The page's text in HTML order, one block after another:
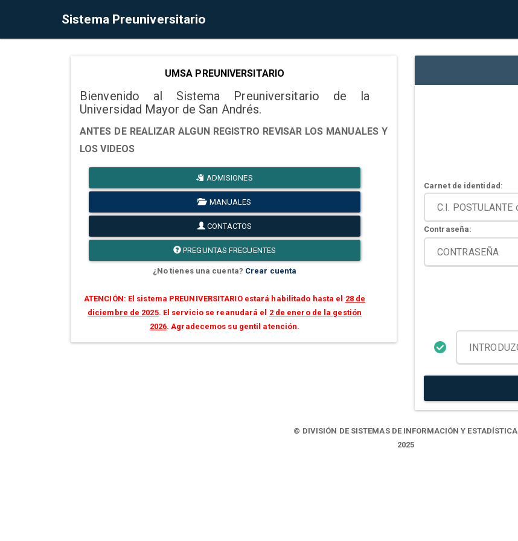
Sistema Preuniversitario
UMSA PREUNIVERSITARIO
Bienvenido al Sistema Preuniversitario de la
Universidad Mayor de San Andrés.
ANTES DE REALIZAR ALGUN REGISTRO REVISAR LOS MANUALES Y
LOS VIDEOS
ADMISIONES
MANUALES
CONTACTOS
PREGUNTAS FRECUENTES
¿No tienes una cuenta? Crear cuenta
ATENCIÓN: El sistema PREUNIVERSITARIO estará habilitado hasta el 28 de
diciembre de 2025. El servicio se reanudará el 2 de enero de la gestión
2026. Agradecemos su gentil atención.
Carnet de identidad:
Contraseña:
© DIVISIÓN DE SISTEMAS DE INFORMACIÓN Y ESTADÍSTICA
2025